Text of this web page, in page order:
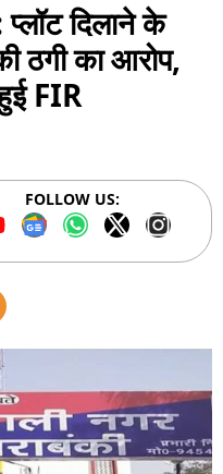
दिलाने के
ठगी का आरोप,
FIR
FOLLOW US: